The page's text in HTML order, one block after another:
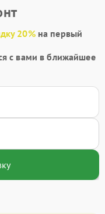
20%на первый
с вами в ближайшее